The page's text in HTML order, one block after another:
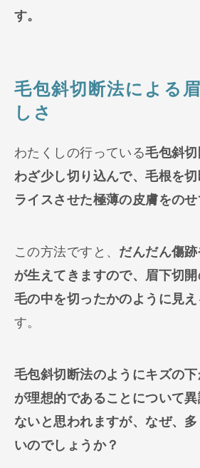
す。
毛包斜切断法による
しさ
わたくしの行っている毛包斜
わざ少し切り込んで、毛根を
ライスさせた極薄の皮膚をの
この方法ですと、 だんだん傷
が生えてきますので、眉下切
毛の中を切ったかのように見え
す。
毛包斜切断法のようにキズの
が理想的であることについて
ないと思われますが、なぜ、
いのでしょうか？